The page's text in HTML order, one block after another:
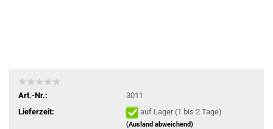
Art.-Nr.:
3011
Lieferzeit:
auf Lager (1 bis 2 Tage)
(Ausland abweichend)